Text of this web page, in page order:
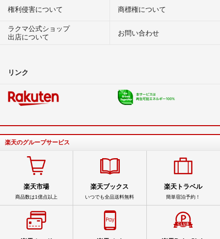
権利侵害について
商標権について
ラクマ公式ショップ
出店について
お問い合わせ
リンク
楽天のグループサービス
楽天市場
商品数は1億点以上
楽天ブックス
いつでも全品送料無料
楽天トラベル
簡単宿泊予約！